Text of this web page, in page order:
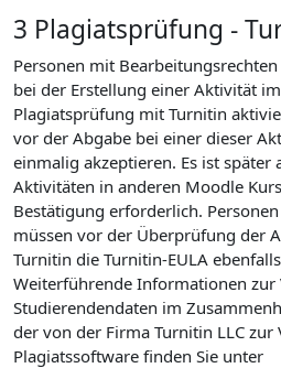
3 Plagiatsprüfung -
Personen mit
bei der Erstellung einer Aktivität
Plagiatsprüfung mit Turnitin
vor der Abgabe bei einer dieser
einmalig akzeptieren. Es ist später
Aktivitäten in anderen Moodle
Bestätigung erforderlich.
müssen vor der Überprüfung der
Turnitin die Turnitin-EULA
Weiterführende Informationen zur
Studierendendaten im
der von der Firma Turnitin LLC
Plagiatssoftware finden Sie unter